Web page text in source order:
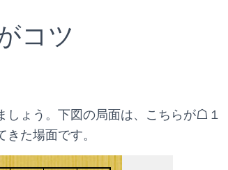
コツ
しょう。下図の局面は、こちらが☖１
た場面です。